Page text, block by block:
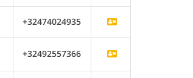
+32474024935
+32492557366